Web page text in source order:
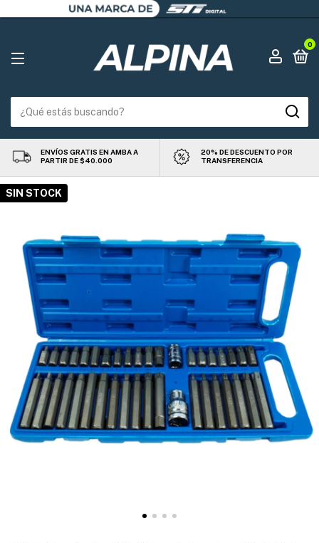
0
ENVÍOS GRATIS EN AMBA A
PARTIR DE $40.000
20% DE DESCUENTO POR
TRANSFERENCIA
SIN STOCK